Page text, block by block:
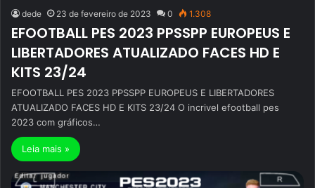
dede 23 de fevereiro de 2023 0 1.308
EFOOTBALL PES 2023 PPSSPP EUROPEUS E
LIBERTADORES ATUALIZADO FACES HD E
KITS 23/24
EFOOTBALL PES 2023 PPSSPP EUROPEUS E LIBERTADORES
ATUALIZADO FACES HD E KITS 23/24 O incrivel efootball pes
2023 com gráficos…
Leia mais »